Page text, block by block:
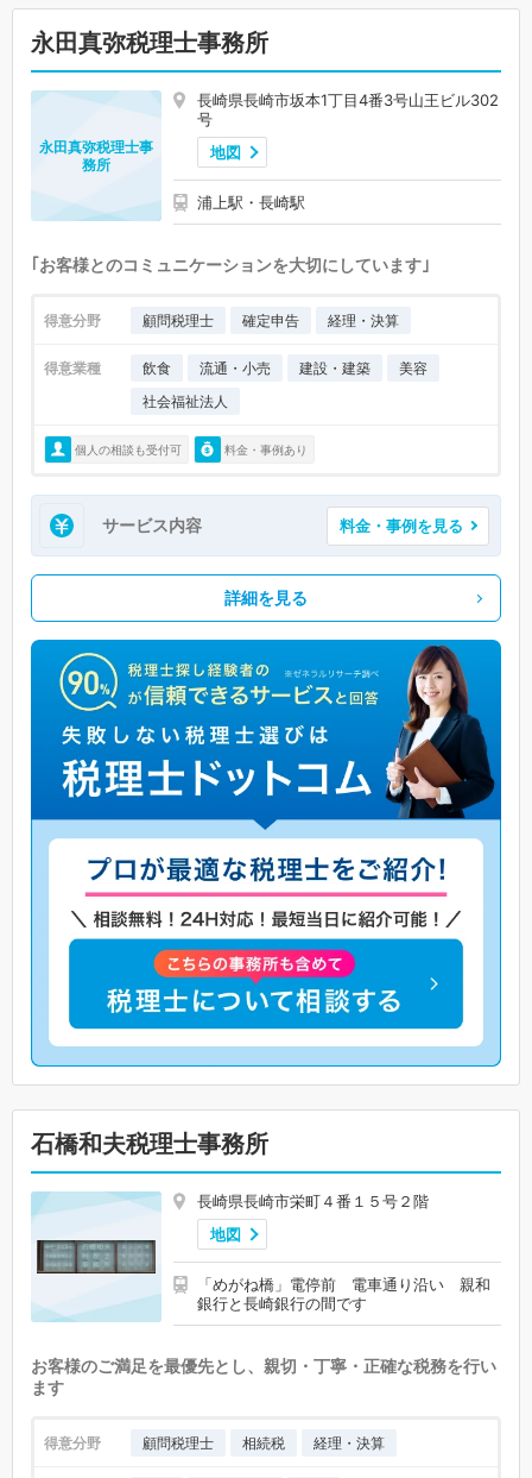
永田真弥税理士事務所
長崎県長崎市坂本1丁目4番3号山王ビル302
号
地図
浦上駅・長崎駅
永田真弥税理士事
務所
｢お客様とのコミュニケーションを大切にしています｣
得意分野 顧問税理士 確定申告 経理・決算
得意業種 飲食 流通・小売 建設・建築
美容
社会福祉法人
個人の相談も受付可 料金・事例あり
サービス内容 料金・事例を見る
詳細を見る
石橋和夫税理士事務所
長崎県長崎市栄町４番１５号２階
地図
「めがね橋」電停前 電車通り沿い 親和
銀行と長崎銀行の間です
お客様のご満足を最優先とし、親切・丁寧・正確な税務を行い
ます
得意分野 顧問税理士 相続税 経理・決算